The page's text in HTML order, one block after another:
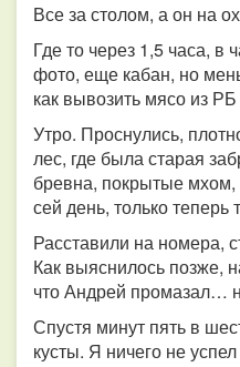
Все за столом, а он на
Где то через 1,5 часа, в
фото, еще кабан, но
как вывозить мясо из
Утро. Проснулись,
лес, где была старая
бревна, покрытые мхом,
сей день, только
Расставили на номера,
Как выяснилось позже,
что Андрей промазал…
Спустя минут пять в
кусты. Я ничего не